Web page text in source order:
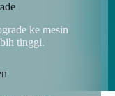
ke mesin
tinggi.